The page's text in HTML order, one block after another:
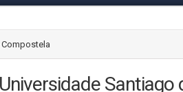
Universidade Santiago